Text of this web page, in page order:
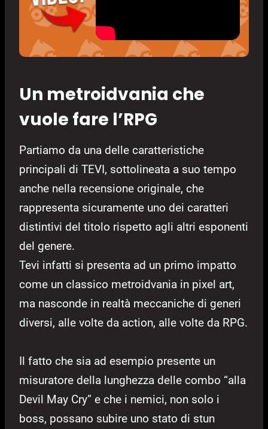
Un metroidvania che
vuole fare l’RPG
Partiamo da una delle caratteristiche
principali di TEVI, sottolineata a suo tempo
anche nella recensione originale, che
rappresenta sicuramente uno dei caratteri
distintivi del titolo rispetto agli altri esponenti
del genere.
Tevi infatti si presenta ad un primo impatto
come un classico metroidvania in pixel art,
ma nasconde in realtà meccaniche di generi
diversi, alle volte da action, alle volte da RPG.
Il fatto che sia ad esempio presente un
misuratore della lunghezza delle combo “alla
Devil May Cry” e che i nemici, non solo i
boss, possano subire uno stato di stun